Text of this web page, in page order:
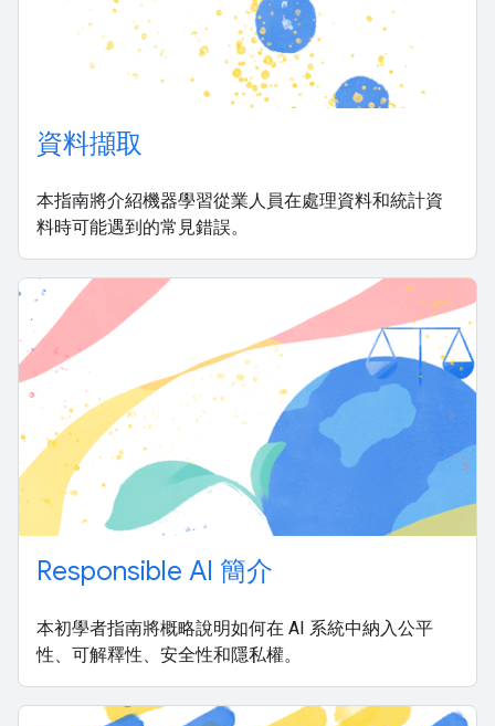
資料擷取
本指南將介紹機器學習從業人員在處理資料和統計資
料時可能遇到的常見錯誤。
Responsible AI 簡介
本初學者指南將概略說明如何在 AI 系統中納入公平
性、可解釋性、安全性和隱私權。